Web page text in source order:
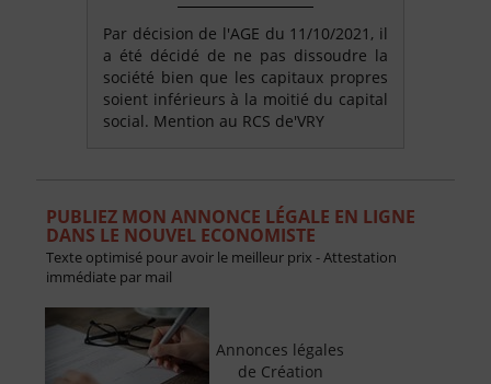
Par décision de l'AGE du 11/10/2021, il
a été décidé de ne pas dissoudre la
société bien que les capitaux propres
soient inférieurs à la moitié du capital
social. Mention au RCS de'VRY
PUBLIEZ MON ANNONCE LÉGALE EN LIGNE
DANS LE NOUVEL ECONOMISTE
Texte optimisé pour avoir le meilleur prix - Attestation
immédiate par mail
Annonces légales
de Création